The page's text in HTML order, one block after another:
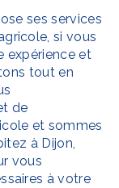
ses services
, si vous
expérience et
tout en
de
et sommes
à Dijon,
vous
à votre